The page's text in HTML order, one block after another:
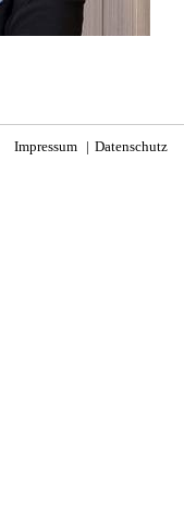
Impressum Datenschutz